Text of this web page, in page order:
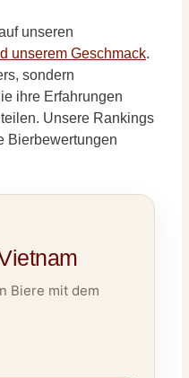
unseren
unserem Geschmack.
sondern
ihre Erfahrungen
Unsere Rankings
Bierbewertungen
Biere mit dem